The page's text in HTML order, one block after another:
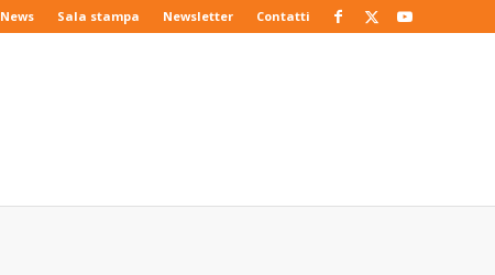
News Sala stampa Newsletter Contatti